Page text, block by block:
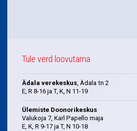
Tule verd loovutama
Ädala verekeskus, Ädala tn 2
E, R 8-16 ja T, K, N 11-19
Ülemiste Doonorikeskus
Valukoja 7, Karl Papello maja
E, K, R 9-17 ja T, N 10-18